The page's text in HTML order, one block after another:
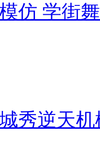
仿 学街
秀逆天机